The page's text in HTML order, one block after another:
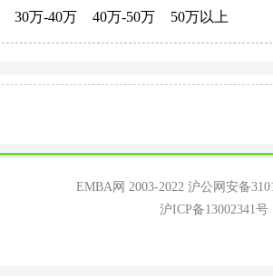
30万-40万 40万-50万 50万以上
EMBA网 2003-2022 沪公网安备
沪ICP备13002341号